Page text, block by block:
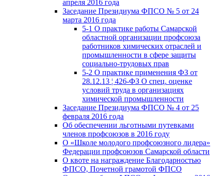
апреля 2016 года
Заседание Президиума ФПСО № 5 от 24
марта 2016 года
5-1 О практике работы Самарской
областной организации профсоюза
работников химических отраслей и
промышленности в сфере защиты
социально-трудовых прав
5-2 О практике применения ФЗ от
28.12.13 ¦ 426-ФЗ О спец. оценке
условий труда в организациях
химической промышленности
Заседание Президиума ФПСО № 4 от 25
февраля 2016 года
Об обеспечении льготными путевками
членов профсоюзов в 2016 году
О «Школе молодого профсоюзного лидера»
Федерации профсоюзов Самарской области
О квоте на награждение Благодарностью
ФПСО, Почетной грамотой ФПСО